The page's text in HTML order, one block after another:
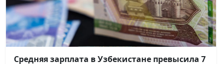
Средняя зарплата в Узбекистане превысила 7